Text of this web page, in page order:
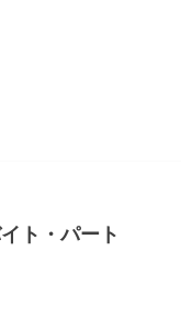
ト・パート